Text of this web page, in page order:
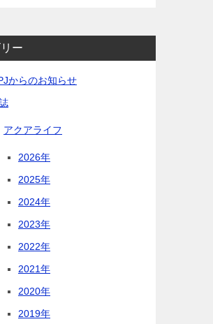
ー
からのお知らせ
アクアライフ
2026年
2025年
2024年
2023年
2022年
2021年
2020年
2019年